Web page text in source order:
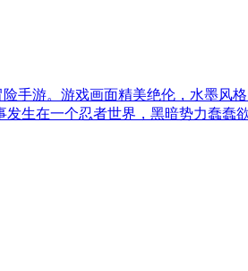
手游。游戏画面精美绝伦，水墨
生在一个忍者世界，黑暗势力蠢蠢